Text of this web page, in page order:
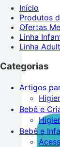
Início
Produtos
Ofertas
Linha
Linha
Categorias
Artigos
Bebê e
Bebê e